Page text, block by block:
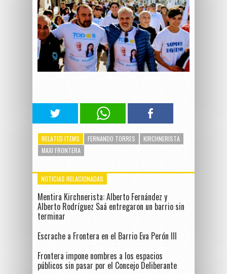
RELATED ITEMS FERNANDO TORRES
KIRCHNERISTA
MAXI FRONTERA
NOTICIAS RELACIONADAS
Mentira Kirchnerista: Alberto Fernández y
Alberto Rodríguez Saá entregaron un barrio sin
terminar
Escrache a Frontera en el Barrio Eva Perón III
Frontera impone nombres a los espacios
públicos sin pasar por el Concejo Deliberante